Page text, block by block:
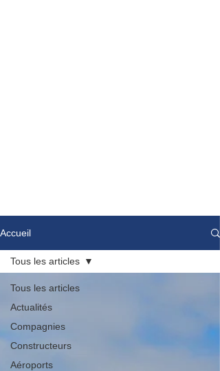
Accueil
Tous les articles
Actualités
Compagnies
Constructeurs
Aéroports
Tous les articles